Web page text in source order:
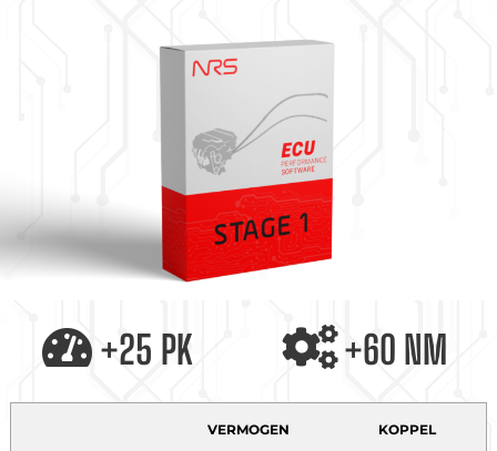
+25 PK +60 NM
VERMOGEN KOPPEL